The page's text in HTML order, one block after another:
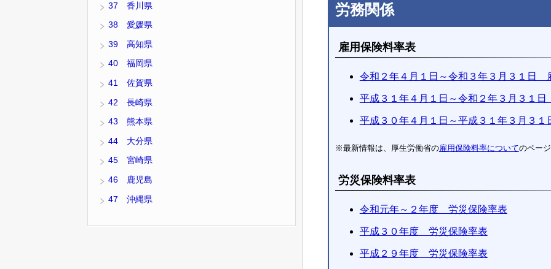
労務関係
雇用保険料率表
令和２年４月１日～令和３年３月３１日
平成３１年４月１日～令和２年３月３１
平成３０年４月１日～平成３１年３月３
※最新情報は、厚生労働省の雇用保険料率についてのペー
労災保険料率表
令和元年～２年度 労災保険率表
平成３０年度 労災保険率表
平成２９年度 労災保険率表
37 香川県
38 愛媛県
39 高知県
40 福岡県
41 佐賀県
42 長崎県
43 熊本県
44 大分県
45 宮崎県
46 鹿児島
47 沖縄県